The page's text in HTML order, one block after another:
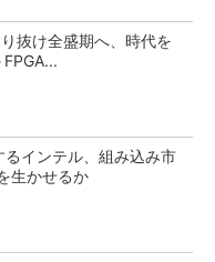
抜け全盛期へ、時代を
インテル、組み込み市
生かせるか